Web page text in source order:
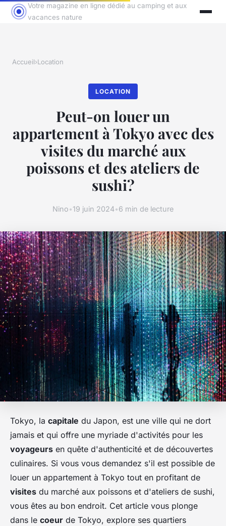
Votre magazine en ligne dédié au camping et aux
vacances nature
Accueil›Location
LOCATION
Peut-on louer un
appartement à Tokyo avec des
visites du marché aux
poissons et des ateliers de
sushi?
Nino•19 juin 2024•6 min de lecture
Tokyo, la capitale du Japon, est une ville qui ne dort
jamais et qui offre une myriade d'activités pour les
voyageurs en quête d'authenticité et de découvertes
culinaires. Si vous vous demandez s'il est possible de
louer un appartement à Tokyo tout en profitant de
visites du marché aux poissons et d'ateliers de sushi,
vous êtes au bon endroit. Cet article vous plonge
dans le coeur de Tokyo, explore ses quartiers